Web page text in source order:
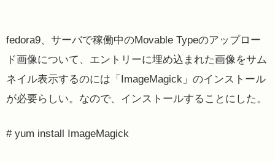
fedora9、サーバで稼働中のMovable Typeのアップロー
ド画像について、エントリーに埋め込まれた画像をサム
ネイル表示するのには「ImageMagick」のインストール
が必要らしい。なので、インストールすることにした。
# yum install ImageMagick